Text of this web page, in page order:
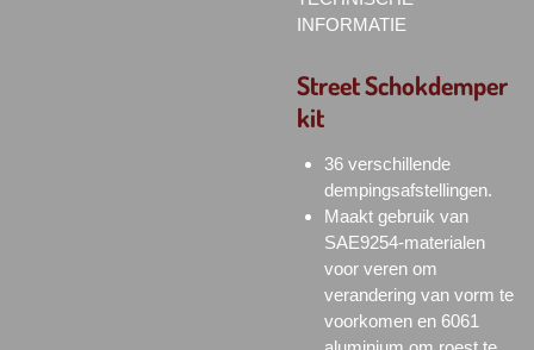
INFORMATIE
Street Schokdemper
kit
36 verschillende
dempingsafstellingen.
Maakt gebruik van
SAE9254-materialen
voor veren om
verandering van vorm te
voorkomen en 6061